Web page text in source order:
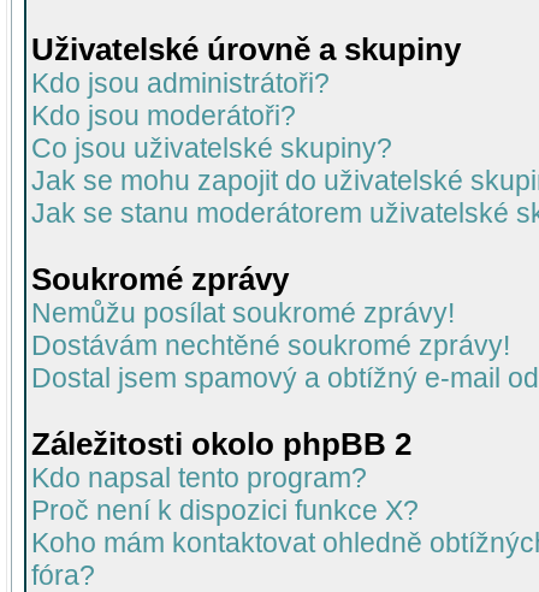
Uživatelské úrovně a skupiny
Kdo jsou administrátoři?
Kdo jsou moderátoři?
Co jsou uživatelské skupiny?
Jak se mohu zapojit do uživatelské
Jak se stanu moderátorem uživatelské
Soukromé zprávy
Nemůžu posílat soukromé zprávy!
Dostávám nechtěné soukromé zprávy!
Dostal jsem spamový a obtížný e-mail
Záležitosti okolo phpBB 2
Kdo napsal tento program?
Proč není k dispozici funkce X?
Koho mám kontaktovat ohledně
fóra?